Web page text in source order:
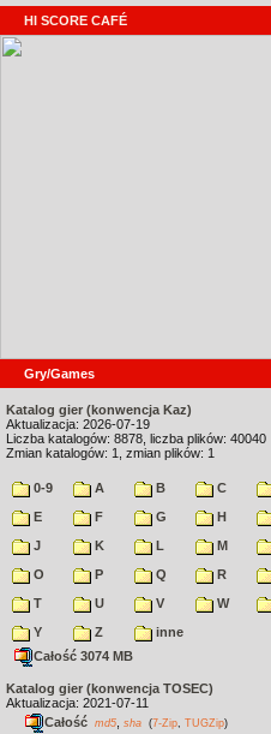
HI SCORE CAFÉ
Gry/Games
Katalog gier (konwencja Kaz)
Aktualizacja: 2026-07-19
Liczba katalogów: 8878, liczba plików: 40040
Zmian katalogów: 1, zmian plików: 1
0-9 A B C
E
F G H
J
K L M
O
P Q R
T
U V W
Y
Z
inne
Całość 3074 MB
Katalog gier (konwencja TOSEC)
Aktualizacja: 2021-07-11
Całość md5 sha (7-Zip TUGZip)